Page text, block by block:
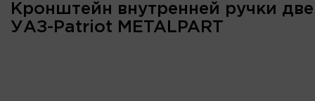
Кронштейн внутренней ручки
УАЗ-Patriot METALPART